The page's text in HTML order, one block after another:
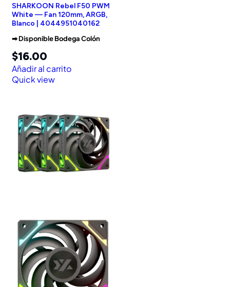
SHARKOON Rebel F50 PWM
White — Fan 120mm, ARGB,
Blanco | 4044951040162
➡︎ Disponible Bodega Colón
$16.00
Añadir al carrito
Quick view